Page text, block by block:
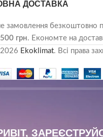
ДОСТАВКА
безкоштовно
грн. Економте на
Ekoklimat. Всі права